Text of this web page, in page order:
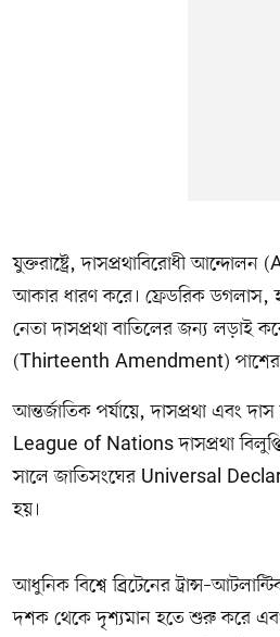
যুক্তরাষ্ট্রে, দাসপ্রথাবিরোধী
আকার ধারণ করে। ফ্রেডরিক ডগলাস,
নেতা দাসপ্রথা বাতিলের জন্য লড়াই
(Thirteenth Amendment) পাশের
আন্তর্জাতিক পর্যায়ে, দাসপ্রথা এবং
League of Nations দাসপ্রথা
সালে জাতিসংঘের Universal
হয়।
আধুনিক বিশ্বে ব্রিটেনের
দশক থেকে দৃশ্যমান হতে শুরু করে